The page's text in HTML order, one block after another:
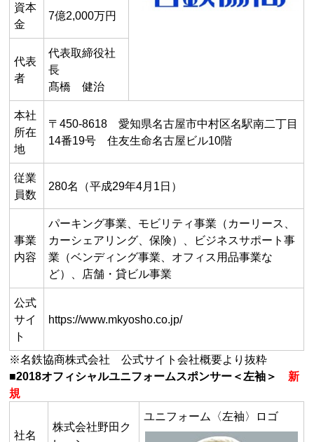
資本
金
7億2,000万円
代表
者
代表取締役社
長
髙橋 健治
本社
所在
地
〒450-8618 愛知県名古屋市中村区名駅南二丁目
14番19号 住友生命名古屋ビル10階
従業
員数
280名（平成29年4月1日）
事業
内容
パーキング事業、モビリティ事業（カーリース、
カーシェアリング、保険）、ビジネスサポート事
業（ベンディング事業、オフィス用品事業な
ど）、店舗・貸ビル事業
公式
サイ
ト
https://www.mkyosho.co.jp/
※名鉄協商株式会社 公式サイト会社概要より抜粋
■2018オフィシャルユニフォームスポンサー＜左袖＞ 新
規
社名
株式会社野田ク
ユニフォーム〈左袖〉ロゴ